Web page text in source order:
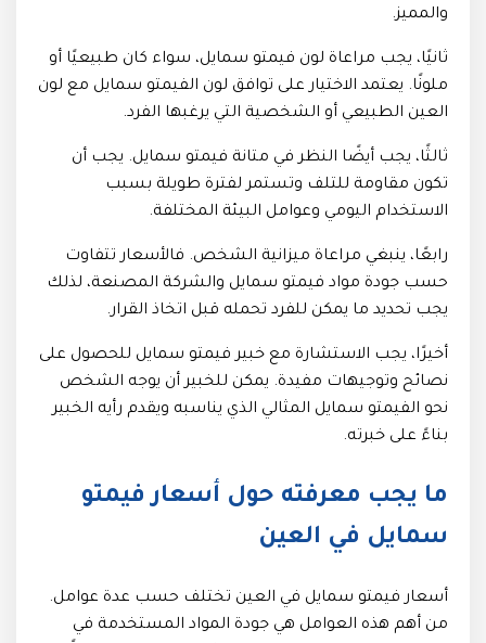
والمميز.
ثانيًا، يجب مراعاة لون فيمتو سمايل، سواء كان طبيعيًا أو
ملونًا. يعتمد الاختيار على توافق لون الفيمتو سمايل مع لون
العين الطبيعي أو الشخصية التي يرغبها الفرد.
ثالثًا، يجب أيضًا النظر في متانة فيمتو سمايل. يجب أن
تكون مقاومة للتلف وتستمر لفترة طويلة بسبب
الاستخدام اليومي وعوامل البيئة المختلفة.
رابعًا، ينبغي مراعاة ميزانية الشخص. فالأسعار تتفاوت
حسب جودة مواد فيمتو سمايل والشركة المصنعة، لذلك
يجب تحديد ما يمكن للفرد تحمله قبل اتخاذ القرار.
أخيرًا، يجب الاستشارة مع خبير فيمتو سمايل للحصول على
نصائح وتوجيهات مفيدة. يمكن للخبير أن يوجه الشخص
نحو الفيمتو سمايل المثالي الذي يناسبه ويقدم رأيه الخبير
بناءً على خبرته.
ما يجب معرفته حول أسعار فيمتو
سمايل في العين
أسعار فيمتو سمايل في العين تختلف حسب عدة عوامل.
من أهم هذه العوامل هي جودة المواد المستخدمة في